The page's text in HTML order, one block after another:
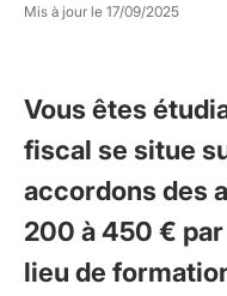
Mis à jour le 17/09/2025
Vous êtes
fiscal se situe
accordons des
200 à 450 €
lieu de